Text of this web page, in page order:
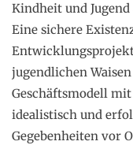
Kindheit und
Eine sichere
jugendlichen
Geschäftsmodell mit
idealistisch und
Gegebenheiten vor